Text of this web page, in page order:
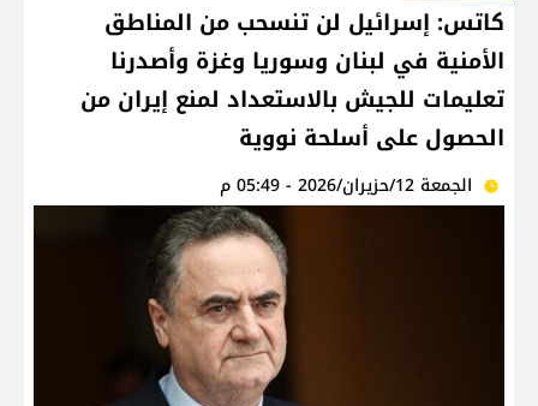
كاتس: إسرائيل لن تنسحب من المناطق
الأمنية في لبنان وسوريا وغزة وأصدرنا
تعليمات للجيش بالاستعداد لمنع إيران من
الحصول على أسلحة نووية
الجمعة 12/حزيران/2026 - 05:49 م